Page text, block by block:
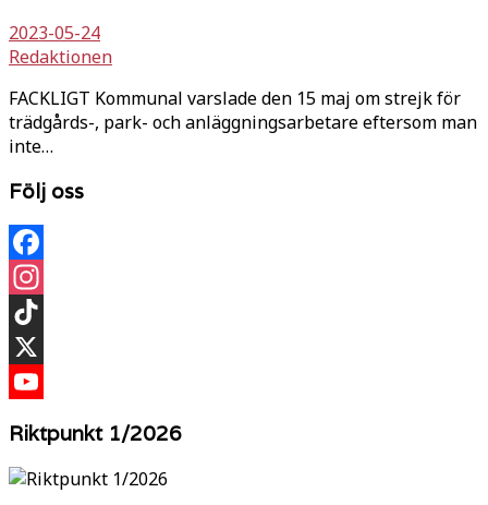
2023-05-24
Redaktionen
FACKLIGT Kommunal varslade den 15 maj om strejk för
trädgårds-, park- och anläggningsarbetare eftersom man
inte…
Följ oss
Facebook
Instagram
TikTok
X
Riktpunkt 1/2026